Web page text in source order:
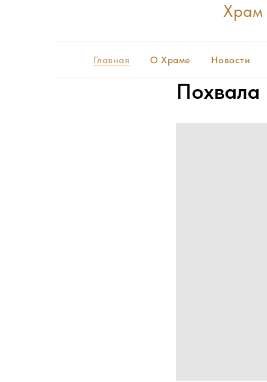
Храм
Главная О Храме Новости
Похвала